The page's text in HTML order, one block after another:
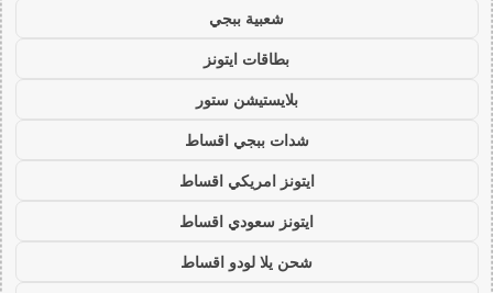
شعبية ببجي
بطاقات ايتونز
بلايستيشن ستور
شدات ببجي اقساط
ايتونز امريكي اقساط
ايتونز سعودي اقساط
شحن يلا لودو اقساط